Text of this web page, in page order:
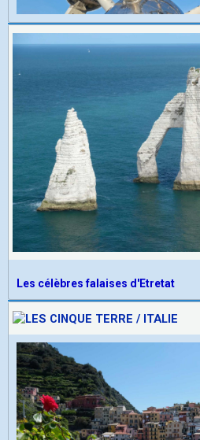
Les célèbres falaises d'Etretat